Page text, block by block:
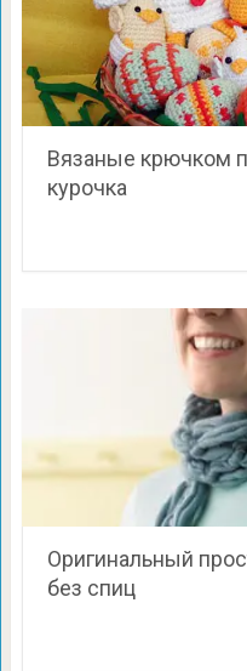
Вязаные крючком
курочка
Оригинальный
без спиц